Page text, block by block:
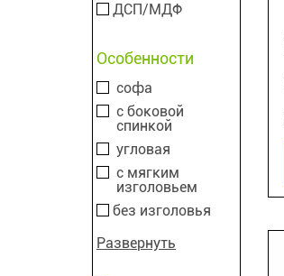
ДСП/МДФ
Особенности
софа
с боковой
спинкой
угловая
с мягким
изголовьем
без изголовья
Развернуть